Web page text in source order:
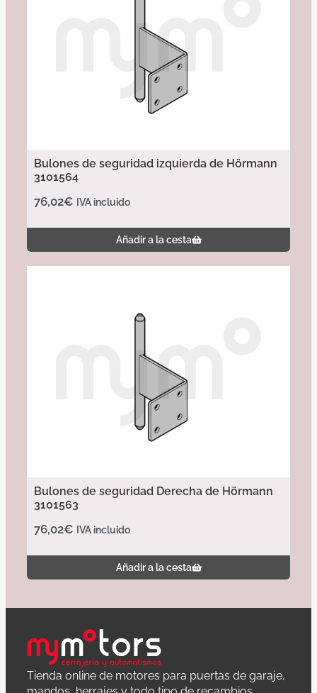
Bulones de seguridad izquierda de Hörmann
3101564
76,02€ IVA incluido
Añadir a la cesta
Bulones de seguridad Derecha de Hörmann
3101563
76,02€ IVA incluido
Añadir a la cesta
Tienda online de motores para puertas de garaje,